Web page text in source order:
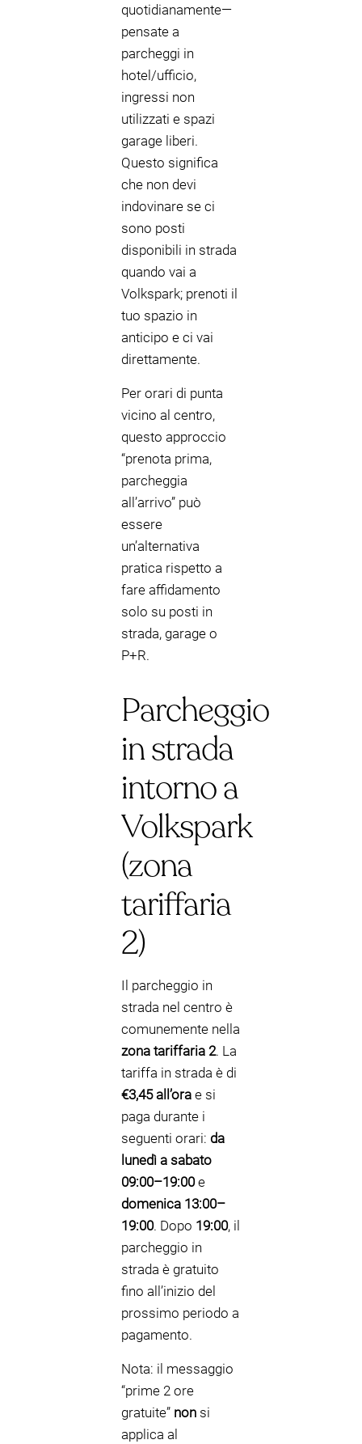
quotidianamente—
pensate a
parcheggi in
hotel/ufficio,
ingressi non
utilizzati e spazi
garage liberi.
Questo significa
che non devi
indovinare se ci
sono posti
disponibili in strada
quando vai a
Volkspark; prenoti il
tuo spazio in
anticipo e ci vai
direttamente.
Per orari di punta
vicino al centro,
questo approccio
“prenota prima,
parcheggia
all’arrivo” può
essere
un’alternativa
pratica rispetto a
fare affidamento
solo su posti in
strada, garage o
P+R.
Parcheggio
in strada
intorno a
Volkspark
(zona
tariffaria
2)
Il parcheggio in
strada nel centro è
comunemente nella
zona tariffaria 2. La
tariffa in strada è di
€3,45 all’ora e si
paga durante i
seguenti orari: da
lunedì a sabato
09:00–19:00e
domenica 13:00–
19:00. Dopo 19:00, il
parcheggio in
strada è gratuito
fino all’inizio del
prossimo periodo a
pagamento.
Nota: il messaggio
“prime 2 ore
gratuite” non si
applica al